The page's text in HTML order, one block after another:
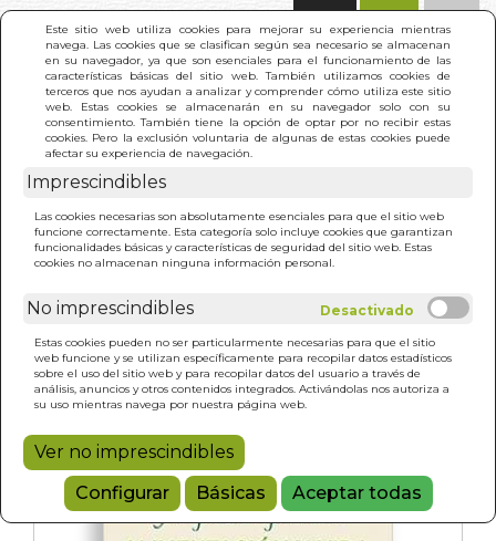
Este sitio web utiliza cookies para mejorar su experiencia mientras
navega. Las cookies que se clasifican según sea necesario se almacenan
en su navegador, ya que son esenciales para el funcionamiento de las
características básicas del sitio web. También utilizamos cookies de
terceros que nos ayudan a analizar y comprender cómo utiliza este sitio
web. Estas cookies se almacenarán en su navegador solo con su
consentimiento. También tiene la opción de optar por no recibir estas
cookies. Pero la exclusión voluntaria de algunas de estas cookies puede
afectar su experiencia de navegación.
Imprescindibles
Las cookies necesarias son absolutamente esenciales para que el sitio web
funcione correctamente. Esta categoría solo incluye cookies que garantizan
funcionalidades básicas y características de seguridad del sitio web. Estas
cookies no almacenan ninguna información personal.
No imprescindibles
Estas cookies pueden no ser particularmente necesarias para que el sitio
web funcione y se utilizan específicamente para recopilar datos estadísticos
sobre el uso del sitio web y para recopilar datos del usuario a través de
análisis, anuncios y otros contenidos integrados. Activándolas nos autoriza a
su uso mientras navega por nuestra página web.
Ver no imprescindibles
Configurar
Básicas Aceptar todas
INICIO >
Y VIDA ANTICANCER